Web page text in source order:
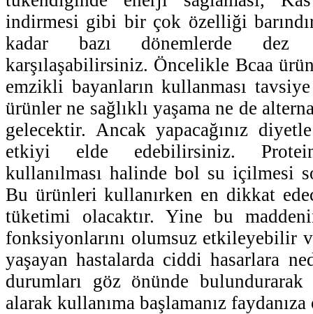
indirmesi gibi bir çok özelliği
kadar bazı dönemlerde dez
karşılaşabilirsiniz. Öncelikle Bcaa
emzikli bayanların kullanması
ürünler ne sağlıklı yaşama ne de
gelecektir. Ancak yapacağınız
etkiyi elde edebilirsiniz. Protein
kullanılması halinde bol su içilmesi
Bu ürünleri kullanırken en dikkat
tüketimi olacaktır. Yine bu
fonksiyonlarını olumsuz etkileyebilir
yaşayan hastalarda ciddi hasarlara
durumları göz önünde
alarak kullanıma başlamanız faydanıza